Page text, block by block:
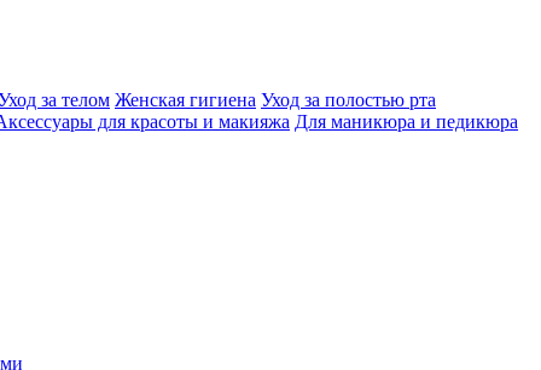
за телом Женская гигиена Уход за полостью рта
для красоты и макияжа Для маникюра и педикюра